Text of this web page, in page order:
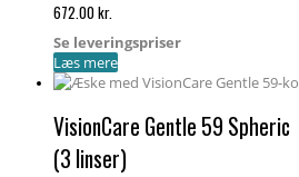
672.00kr.
Se leveringspriser
Læs mere
VisionCare Gentle 59 Spheric
(3 linser)